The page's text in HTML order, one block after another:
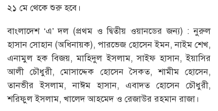
২১ মে থেকে শুরু হবে।
বাংলাদেশ ‘এ’ দল (প্রথম ও দ্বিতীয় ওয়ানডের জন্য) : নুরুল
হাসান সোহান (অধিনায়ক), পারভেজ হোসেন ইমন, নাইম শেখ,
এনামুল হক বিজয়, মাহিদুল ইসলাম, সাইফ হাসান, ইয়াসির
আলী চৌধুরী, মোসাদ্দেক হোসেন সৈকত, শামীম হোসেন,
তানভীর ইসলাম, নাঈম হাসান, এবাদত হোসেন চৌধুরী,
শরিফুল ইসলাম, খালেদ আহমেদ ও রেজাউর রহমান রাজা।